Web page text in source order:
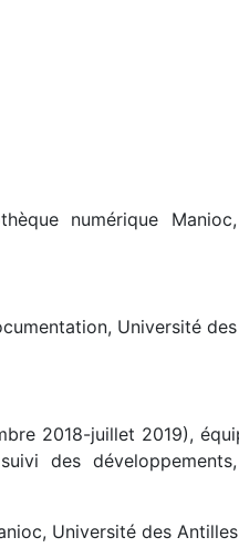
numérique
Université
2018-juillet 2019),
des
Université des